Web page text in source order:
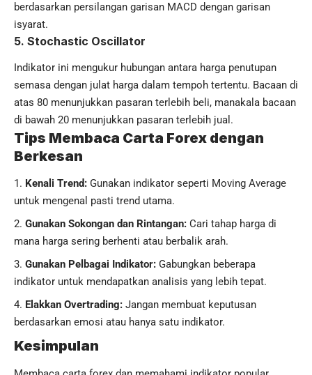
berdasarkan persilangan garisan MACD dengan garisan
isyarat.
5. Stochastic Oscillator
Indikator ini mengukur hubungan antara harga penutupan
semasa dengan julat harga dalam tempoh tertentu. Bacaan di
atas 80 menunjukkan pasaran terlebih beli, manakala bacaan
di bawah 20 menunjukkan pasaran terlebih jual.
Tips Membaca Carta Forex dengan
Berkesan
Kenali Trend: Gunakan indikator seperti Moving Average
untuk mengenal pasti trend utama.
Gunakan Sokongan dan Rintangan: Cari tahap harga di
mana harga sering berhenti atau berbalik arah.
Gunakan Pelbagai Indikator: Gabungkan beberapa
indikator untuk mendapatkan analisis yang lebih tepat.
Elakkan Overtrading: Jangan membuat keputusan
berdasarkan emosi atau hanya satu indikator.
Kesimpulan